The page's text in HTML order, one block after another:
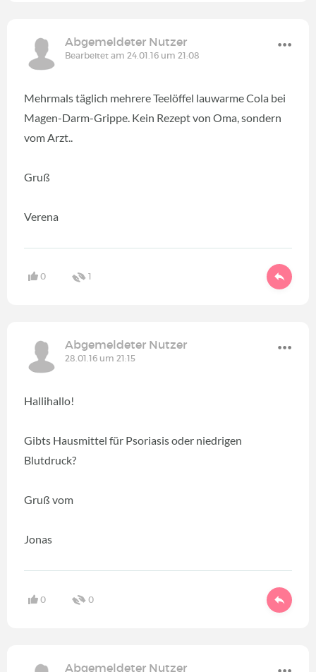
Abgemeldeter Nutzer
Bearbeitet am 24.01.16 um 21:08
Mehrmals täglich mehrere Teelöffel lauwarme Cola bei
Magen-Darm-Grippe. Kein Rezept von Oma, sondern
vom Arzt..
Gruß
Verena
0 1
Abgemeldeter Nutzer
28.01.16 um 21:15
Hallihallo!
Gibts Hausmittel für Psoriasis oder niedrigen
Blutdruck?
Gruß vom
Jonas
0 0
Abgemeldeter Nutzer